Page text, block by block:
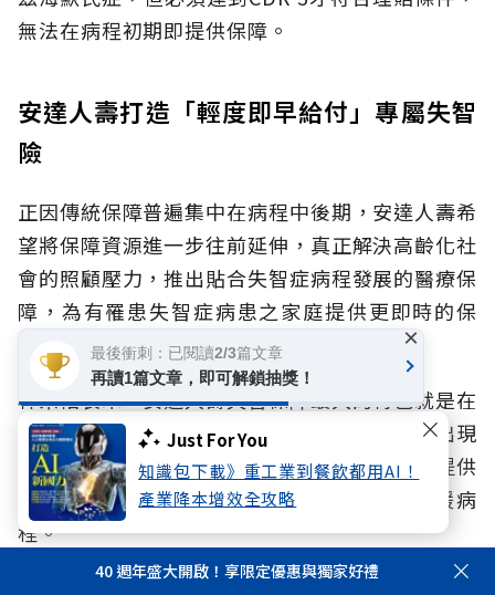
Just For You
知識包下載》重工業到餐飲都用AI！
產業降本增效全攻略
無法在病程初期即提供保障。
安達人壽打造「輕度即早給付」專屬失智
險
正因傳統保障普遍集中在病程中後期，安達人壽希
望將保障資源進一步往前延伸，真正解決高齡化社
會的照顧壓力，推出貼合失智症病程發展的醫療保
障，為有罹患失智症病患之家庭提供更即時的保
障。
林宗佑表示，安達人壽失智保障最大的特色就是在
病程初期就給予保障。他進一步說明，當患者出現
前兆並確診為輕度失智（CDR 1）時，保單即提供
部分保障，協助家庭第一時間啟動治療、延緩病
程。
若病程不幸惡化至中重度（CDR 2以上），則再一
40 週年盛大開啟！享限定優惠與獨家好禮
最後衝刺：已閱讀2/3篇文章
再讀1篇文章，即可解鎖抽獎！
×